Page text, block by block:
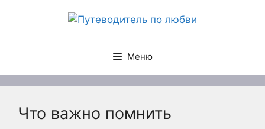
Меню
Что важно помнить